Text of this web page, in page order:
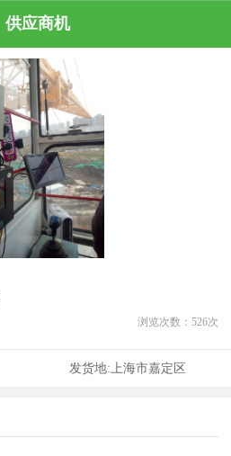
供应商机
浏览次数： 526次
发货地:上海市嘉定区